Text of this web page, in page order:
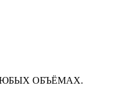
ОБЪЁМАХ.